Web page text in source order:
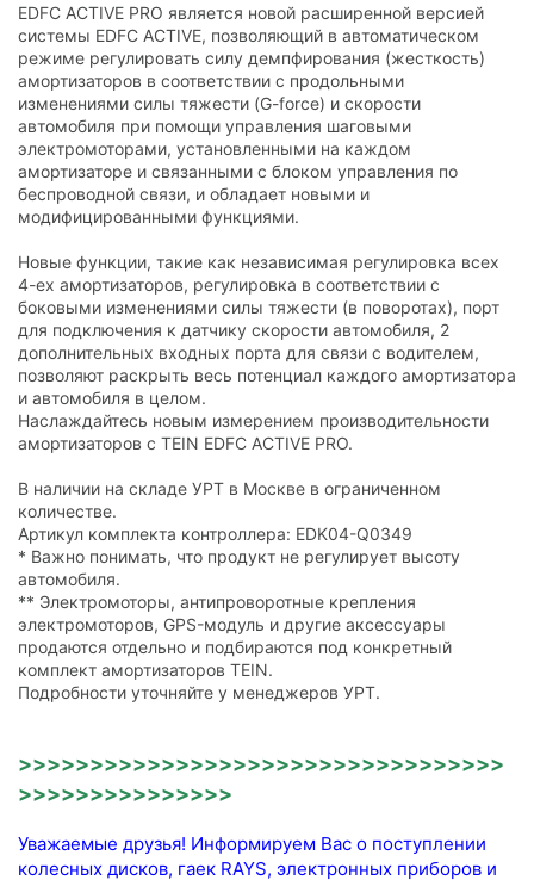
EDFC ACTIVE PRO является новой расширенной версией
системы EDFC ACTIVE, позволяющий в автоматическом
режиме регулировать силу демпфирования (жесткость)
амортизаторов в соответствии с продольными
изменениями силы тяжести (G-force) и скорости
автомобиля при помощи управления шаговыми
электромоторами, установленными на каждом
амортизаторе и связанными с блоком управления по
беспроводной связи, и обладает новыми и
модифицированными функциями.
Новые функции, такие как независимая регулировка всех
4-ех амортизаторов, регулировка в соответствии с
боковыми изменениями силы тяжести (в поворотах), порт
для подключения к датчику скорости автомобиля, 2
дополнительных входных порта для связи с водителем,
позволяют раскрыть весь потенциал каждого амортизатора
и автомобиля в целом.
Наслаждайтесь новым измерением производительности
амортизаторов с TEIN EDFC ACTIVE PRO.
В наличии на складе УРТ в Москве в ограниченном
количестве.
Артикул комплекта контроллера: EDK04-Q0349
* Важно понимать, что продукт не регулирует высоту
автомобиля.
** Электромоторы, антипроворотные крепления
электромоторов, GPS-модуль и другие аксессуары
продаются отдельно и подбираются под конкретный
комплект амортизаторов TEIN.
Подробности уточняйте у менеджеров УРТ.
>>>>>>>>>>>>>>>>>>>>>>>>>>>>>>>>>>
>>>>>>>>>>>>>>>
Уважаемые друзья! Информируем Вас о поступлении
колесных дисков, гаек RAYS, электронных приборов и